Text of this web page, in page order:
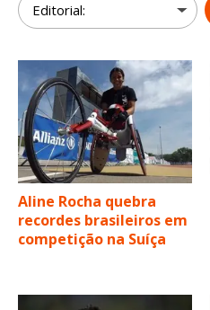
Aline Rocha quebra
recordes brasileiros em
competição na Suíça